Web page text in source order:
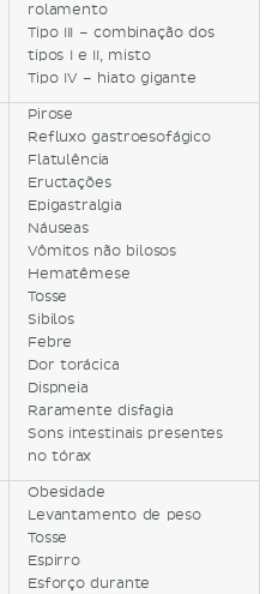
rolamento
Tipo III – combinação dos
tipos I e II, misto
Tipo IV – hiato gigante
Pirose
Refluxo gastroesofágico
Flatulência
Eructações
Epigastralgia
Náuseas
Vômitos não bilosos
Hematêmese
Tosse
Sibilos
Febre
Dor torácica
Dispneia
Raramente disfagia
Sons intestinais presentes
no tórax
Obesidade
Levantamento de peso
Tosse
Espirro
Esforço durante